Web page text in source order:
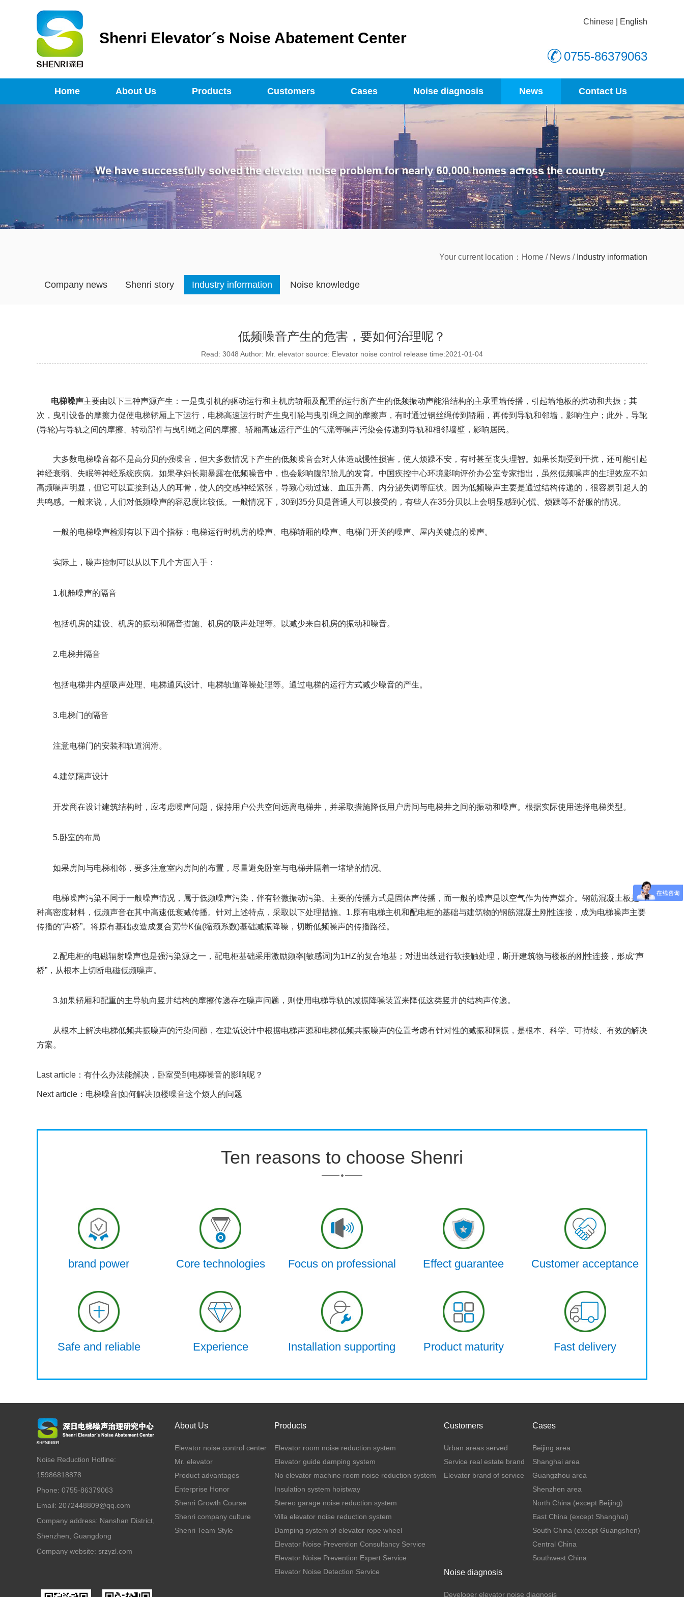
Shenri Elevator´s Noise Abatement Center
Chinese English
0755-86379063
Home About Us Products Customers Cases Noise diagnosis News Contact Us
Your current location： Home / News / Industry information
Company news Shenri story Industry information Noise knowledge
低频噪音产生的危害，要如何治理呢？
Read: 3048 Author: Mr. elevator source: Elevator noise control release time:2021-01-04
电梯噪声主要由以下三种声源产生：一是曳引机的驱动运行和主机房轿厢及配重的运行所产生的低频振动声能沿结构的主承重墙传播，引起墙地板的扰动和共振；其
次，曳引设备的摩擦力促使电梯轿厢上下运行，电梯高速运行时产生曳引轮与曳引绳之间的摩擦声，有时通过钢丝绳传到轿厢，再传到导轨和邻墙，影响住户；此外，导靴
(导轮)与导轨之间的摩擦、转动部件与曳引绳之间的摩擦、轿厢高速运行产生的气流等噪声污染会传递到导轨和相邻墙壁，影响居民。
大多数电梯噪音都不是高分贝的强噪音，但大多数情况下产生的低频噪音会对人体造成慢性损害，使人烦躁不安，有时甚至丧失理智。如果长期受到干扰，还可能引起
神经衰弱、失眠等神经系统疾病。如果孕妇长期暴露在低频噪音中，也会影响腹部胎儿的发育。中国疾控中心环境影响评价办公室专家指出，虽然低频噪声的生理效应不如
高频噪声明显，但它可以直接到达人的耳骨，使人的交感神经紧张，导致心动过速、血压升高、内分泌失调等症状。因为低频噪声主要是通过结构传递的，很容易引起人的
共鸣感。一般来说，人们对低频噪声的容忍度比较低。一般情况下，30到35分贝是普通人可以接受的，有些人在35分贝以上会明显感到心慌、烦躁等不舒服的情况。
一般的电梯噪声检测有以下四个指标：电梯运行时机房的噪声、电梯轿厢的噪声、电梯门开关的噪声、屋内关键点的噪声。
实际上，噪声控制可以从以下几个方面入手：
1.机舱噪声的隔音
包括机房的建设、机房的振动和隔音措施、机房的吸声处理等。以减少来自机房的振动和噪音。
2.电梯井隔音
包括电梯井内壁吸声处理、电梯通风设计、电梯轨道降噪处理等。通过电梯的运行方式减少噪音的产生。
3.电梯门的隔音
注意电梯门的安装和轨道润滑。
4.建筑隔声设计
开发商在设计建筑结构时，应考虑噪声问题，保持用户公共空间远离电梯井，并采取措施降低用户房间与电梯井之间的振动和噪声。根据实际使用选择电梯类型。
5.卧室的布局
如果房间与电梯相邻，要多注意室内房间的布置，尽量避免卧室与电梯井隔着一堵墙的情况。
电梯噪声污染不同于一般噪声情况，属于低频噪声污染，伴有轻微振动污染。主要的传播方式是固体声传播，而一般的噪声是以空气作为传声媒介。钢筋混凝土板是一
种高密度材料，低频声音在其中高速低衰减传播。针对上述特点，采取以下处理措施。1.原有电梯主机和配电柜的基础与建筑物的钢筋混凝土刚性连接，成为电梯噪声主要
传播的“声桥”。将原有基础改造成复合宽带K值(缩颈系数)基础减振降噪，切断低频噪声的传播路径。
2.配电柜的电磁辐射噪声也是强污染源之一，配电柜基础采用激励频率[敏感词]为1HZ的复合地基；对进出线进行软接触处理，断开建筑物与楼板的刚性连接，形成“声
桥”，从根本上切断电磁低频噪声。
3.如果轿厢和配重的主导轨向竖井结构的摩擦传递存在噪声问题，则使用电梯导轨的减振降噪装置来降低这类竖井的结构声传递。
从根本上解决电梯低频共振噪声的污染问题，在建筑设计中根据电梯声源和电梯低频共振噪声的位置考虑有针对性的减振和隔振，是根本、科学、可持续、有效的解决
方案。
Last article： 有什么办法能解决，卧室受到电梯噪音的影响呢？
Next article： 电梯噪音|如何解决顶楼噪音这个烦人的问题
Ten reasons to choose Shenri
brand power Core technologies Focus on professional Effect guarantee Customer acceptance
Safe and reliable Experience Installation supporting Product maturity Fast delivery
Noise Reduction Hotline:
15986818878
Phone: 0755-86379063
Email: 2072448809@qq.com
Company address: Nanshan District,
Shenzhen, Guangdong
Company website: srzyzl.com
About Us
Elevator noise control center
Mr. elevator
Product advantages
Enterprise Honor
Shenri Growth Course
Shenri company culture
Shenri Team Style
Products
Elevator room noise reduction system
Elevator guide damping system
No elevator machine room noise reduction system
Insulation system hoistway
Stereo garage noise reduction system
Villa elevator noise reduction system
Damping system of elevator rope wheel
Elevator Noise Prevention Consultancy Service
Elevator Noise Prevention Expert Service
Elevator Noise Detection Service
Customers
Urban areas served
Service real estate brand
Elevator brand of service
Cases
Beijing area
Shanghai area
Guangzhou area
Shenzhen area
North China (except Beijing)
East China (except Shanghai)
South China (except Guangshen)
Central China
Southwest China
Noise diagnosis
Developer elevator noise diagnosis